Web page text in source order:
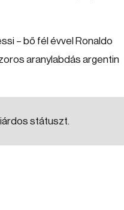
– bő fél évvel Ronaldo
aranylabdás argentin
státuszt.